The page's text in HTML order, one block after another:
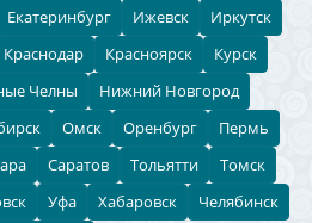
Екатеринбург Ижевск
Иркутск
Краснодар Красноярск
Курск
Челны
Нижний Новгород
Омск Оренбург
Пермь
Саратов Тольятти
Томск
Уфа Хабаровск
Челябинск